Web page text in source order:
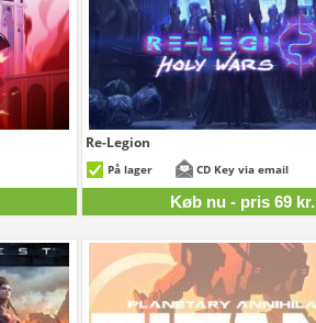
Re-Legion
På lager CD Key via email
Køb nu - pris 69 kr.